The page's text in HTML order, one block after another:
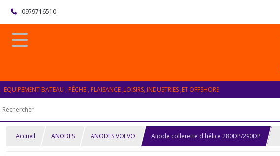
0979716510
EQUIPEMENT BATEAU , PÊCHE , PLAISANCE ,LOISIRS, INDUSTRIES ,ET OFFSHORE
Accueil ANODES ANODES VOLVO Anode collerette d'hélice 280DP/290DP